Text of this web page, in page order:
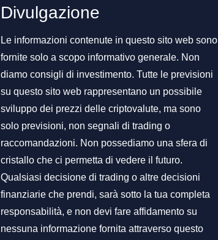
Divulgazione
Le informazioni contenute in questo sito web sono
fornite solo a scopo informativo generale. Non
diamo consigli di investimento. Tutte le previsioni
su questo sito web rappresentano un possibile
sviluppo dei prezzi delle criptovalute, ma sono
solo previsioni, non segnali di trading o
raccomandazioni. Non possediamo una sfera di
cristallo che ci permetta di vedere il futuro.
Qualsiasi decisione di trading o altre decisioni
finanziarie che prendi, sarà sotto la tua completa
responsabilità, e non devi fare affidamento su
nessuna informazione fornita attraverso questo